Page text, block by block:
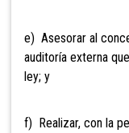
e) Asesorar al
auditoría externa
ley; y
f) Realizar, con la